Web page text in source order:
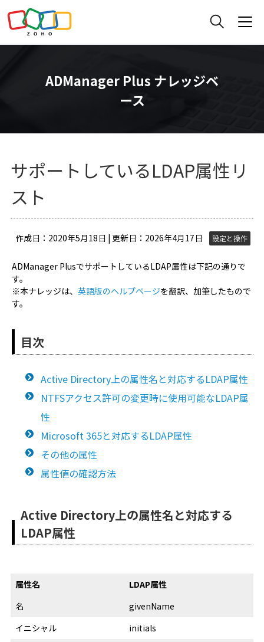
ADManager Plus ナレッジベ
ース
サポートしているLDAP属性リ
スト
作成日：2020年5月18日 | 更新日：2026年4月17日 設定と操作
ADManager PlusでサポートしているLDAP属性は下記の通りで
す。
※本ナレッジは、 英語版のヘルプページを翻訳、加筆したもので
す。
目次
Active Directory上の属性名と対応するLDAP属性
NTFSアクセス許可の変更時に使用可能なLDAP属
性
Microsoft 365と対応するLDAP属性
その他の属性
属性値の確認方法
Active Directory上の属性名と対応する
LDAP属性
属性名
LDAP属性
名
givenName
イニシャル
initials